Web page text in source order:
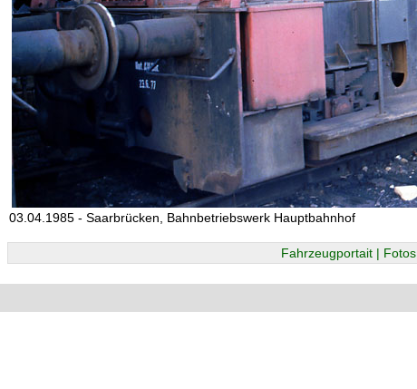
03.04.1985 - Saarbrücken, Bahnbetriebswerk Hauptbahnhof
Fahrzeugportait | Fotos